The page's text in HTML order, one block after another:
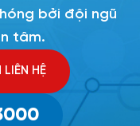
bởi đội ngũ
tâm.
HỆ